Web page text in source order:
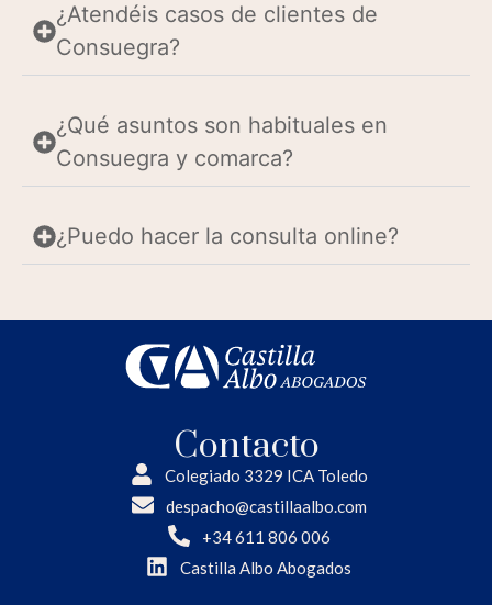
¿Atendéis casos de clientes de
Consuegra?
¿Qué asuntos son habituales en
Consuegra y comarca?
¿Puedo hacer la consulta online?
Contacto
Colegiado 3329 ICA Toledo
despacho@castillaalbo.com
+34 611 806 006
Castilla Albo Abogados